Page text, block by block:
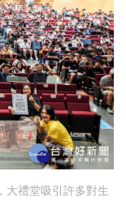
大禮堂吸引許多對生